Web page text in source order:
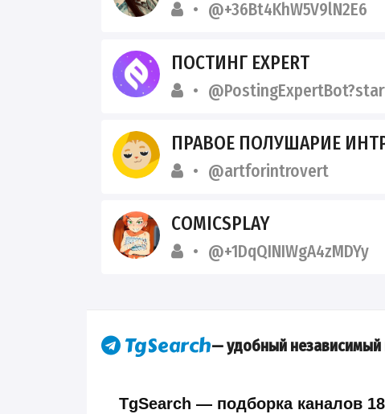
@+36Bt4KhW5V9lN2E6
ПОСТИНГ EXPERT
ПРАВОЕ ПОЛУШАРИЕ
@artforintrovert
COMICSPLAY
@+1DqQINIWgA4zMDYy
— удобный независимый
TgSearch — подборка каналов